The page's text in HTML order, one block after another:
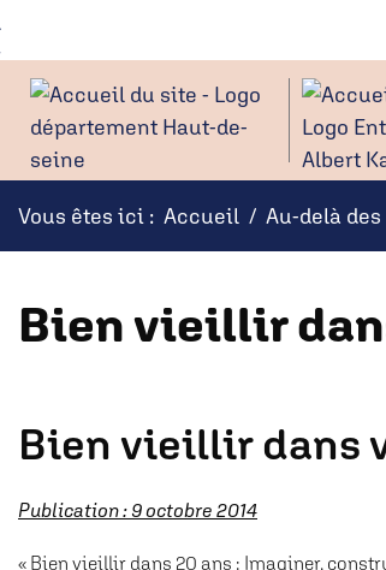
Aller au
contenu
Aller à la
recherche
Vous êtes ici : Accueil Au-delà
Bien vieillir
Bien vieillir dans
Publication : 9 octobre 2014
« Bien vieillir dans 20 ans : Imaginer,